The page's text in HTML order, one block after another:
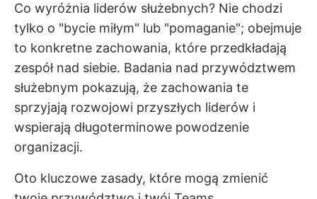
Co wyróżnia liderów służebnych? Nie chodzi
tylko o "bycie miłym" lub "pomaganie"; obejmuje
to konkretne zachowania, które przedkładają
zespół nad siebie. Badania nad przywództwem
służebnym pokazują, że zachowania te
sprzyjają rozwojowi przyszłych liderów i
wspierają długoterminowe powodzenie
organizacji.
Oto kluczowe zasady, które mogą zmienić